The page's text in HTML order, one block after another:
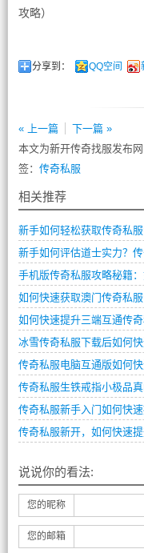
攻略）
分享到： QQ空间
« 上一篇
下一篇 »
本文为新开传奇找服发布
签： 传奇私服
相关推荐
新手如何轻松获取传奇私服
新手如何评估道士实力？
手机版传奇私服攻略秘籍：
如何快速获取澳门传奇私服
如何快速提升三端互通传奇
冰雪传奇私服下载后如何快
传奇私服电脑互通版如何快
传奇私服生铁戒指小极品
传奇私服新手入门如何快速
传奇私服新开，如何快速
说说你的看法:
您的昵称
您的邮箱